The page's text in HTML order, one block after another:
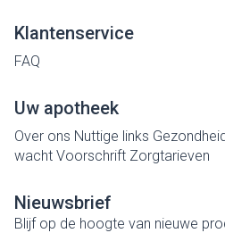
Klantenservice
FAQ
Uw apotheek
Over ons Nuttige links
wacht Voorschrift Zorgtarieven
Nieuwsbrief
Blijf op de hoogte van nieuwe